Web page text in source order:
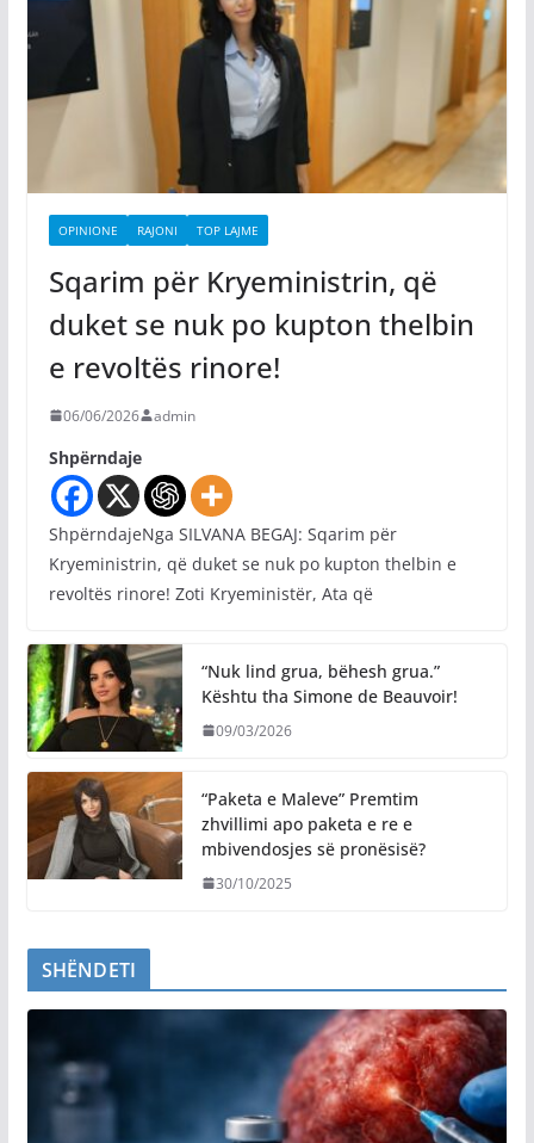
OPINIONE RAJONI TOP LAJME
Sqarim për Kryeministrin, që
duket se nuk po kupton thelbin
e revoltës rinore!
06/06/2026 admin
Shpërndaje
ShpërndajeNga SILVANA BEGAJ: Sqarim për
Kryeministrin, që duket se nuk po kupton thelbin e
revoltës rinore! Zoti Kryeministër, Ata që
“Nuk lind grua, bëhesh grua.”
Kështu tha Simone de Beauvoir!
09/03/2026
“Paketa e Maleve” Premtim
zhvillimi apo paketa e re e
mbivendosjes së pronësisë?
30/10/2025
SHËNDETI